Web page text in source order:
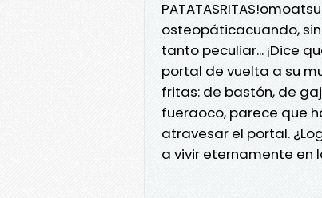
osteopáticacuando,
tanto peculiar... ¡Dice
portal de vuelta a su
fritas: de bastón, de
fueraoco, parece que
atravesar el portal.
a vivir eternamente en